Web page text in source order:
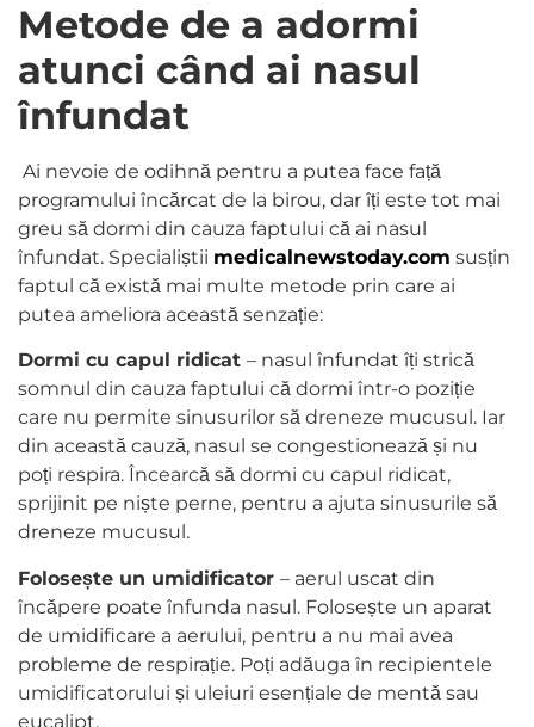
Metode de a adormi
atunci când ai nasul
înfundat
Ai nevoie de odihnă pentru a putea face față
programului încărcat de la birou, dar îți este tot mai
greu să dormi din cauza faptului că ai nasul
înfundat. Specialiștii medicalnewstoday.com susțin
faptul că există mai multe metode prin care ai
putea ameliora această senzație:
Dormi cu capul ridicat – nasul înfundat îți strică
somnul din cauza faptului că dormi într-o poziție
care nu permite sinusurilor să dreneze mucusul. Iar
din această cauză, nasul se congestionează și nu
poți respira. Încearcă să dormi cu capul ridicat,
sprijinit pe niște perne, pentru a ajuta sinusurile să
dreneze mucusul.
Folosește un umidificator – aerul uscat din
încăpere poate înfunda nasul. Folosește un aparat
de umidificare a aerului, pentru a nu mai avea
probleme de respirație. Poți adăuga în recipientele
umidificatorului și uleiuri esențiale de mentă sau
eucalipt.